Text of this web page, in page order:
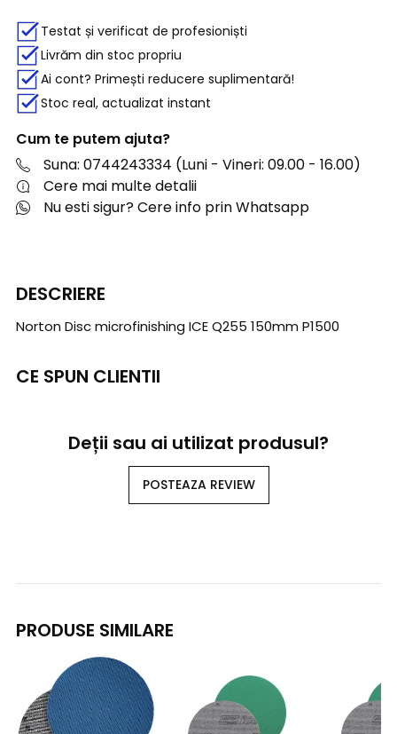
Testat și verificat de profesioniști
Livrăm din stoc propriu
Ai cont? Primești reducere suplimentară!
Stoc real, actualizat instant
Cum te putem ajuta?
Suna: 0744243334 (Luni - Vineri: 09.00 - 16.00)
Cere mai multe detalii
Nu esti sigur? Cere info prin Whatsapp
DESCRIERE
Norton Disc microfinishing ICE Q255 150mm P1500
CE SPUN CLIENTII
Deții sau ai utilizat produsul?
POSTEAZA REVIEW
PRODUSE SIMILARE